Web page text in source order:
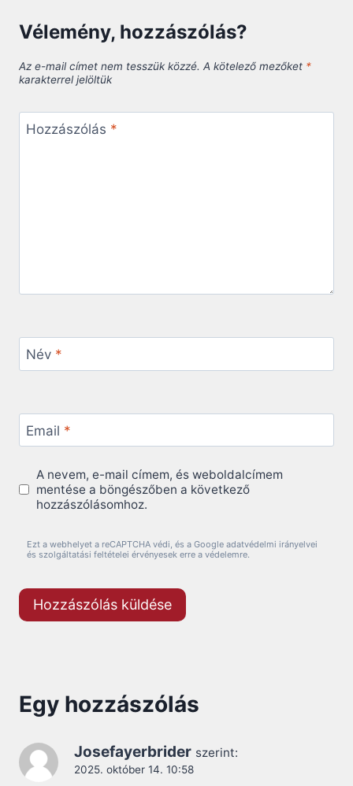
Vélemény, hozzászólás?
Az e-mail címet nem tesszük közzé. A kötelező mezőket *
karakterrel jelöltük
Hozzászólás *
Név *
Email *
A nevem, e-mail címem, és weboldalcímem
mentése a böngészőben a következő
hozzászólásomhoz.
Ezt a webhelyet a reCAPTCHA védi, és a Google adatvédelmi irányelvei
és szolgáltatási feltételei érvényesek erre a védelemre.
Egy hozzászólás
Josefayerbrider szerint:
2025. október 14. 10:58